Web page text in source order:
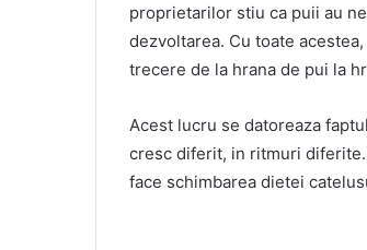
proprietarilor stiu ca puii au
dezvoltarea. Cu toate
trecere de la hrana de pui la
Acest lucru se datoreaza
cresc diferit, in ritmuri
face schimbarea dietei